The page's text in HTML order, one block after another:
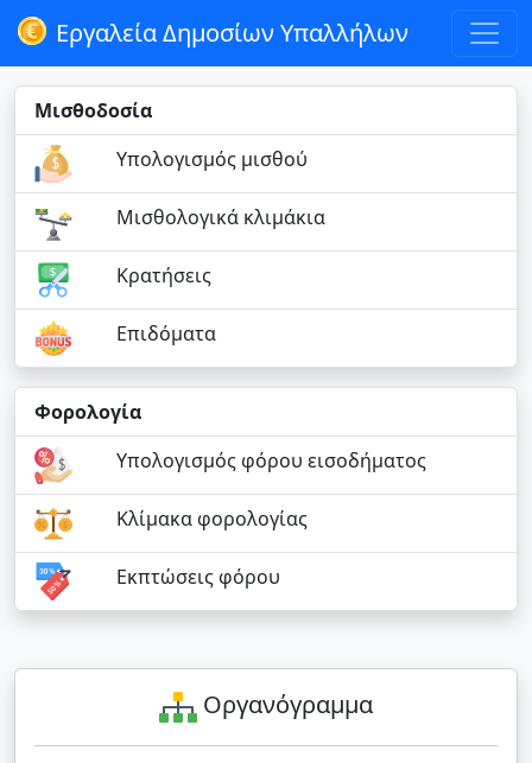
Εργαλεία Δημοσίων Υπαλλήλων
Μισθοδοσία
Υπολογισμός μισθού
Μισθολογικά κλιμάκια
Κρατήσεις
Επιδόματα
Φορολογία
Υπολογισμός φόρου εισοδήματος
Κλίμακα φορολογίας
Εκπτώσεις φόρου
Οργανόγραμμα